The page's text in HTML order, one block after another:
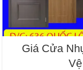
Giá Cửa